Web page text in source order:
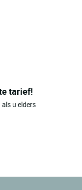
tarief!
u elders